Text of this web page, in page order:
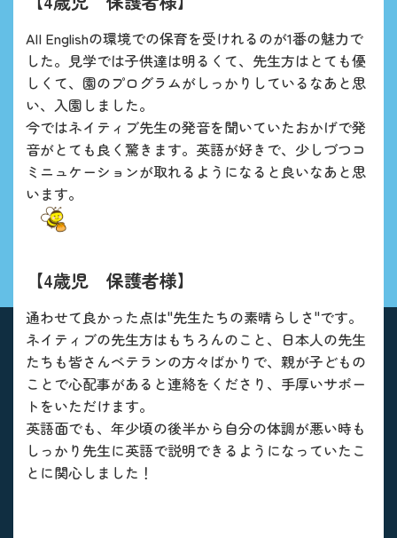
AII Englishの環境での保育を受けれるのが1番の魅力で
した。見学では子供達は明るくて、先生方はとても優
しくて、園のプログラムがしっかりしているなあと思
い、入園しました。
今ではネイティブ先生の発音を聞いていたおかげで発
音がとても良く驚きます。英語が好きで、少しづつコ
ミニュケーションが取れるようになると良いなあと思
います。
【4歳児 保護者様】
通わせて良かった点は"先生たちの素晴らしさ"です。
ネイティブの先生方はもちろんのこと、日本人の先生
たちも皆さんベテランの方々ばかりで、親が子どもの
ことで心配事があると連絡をくださり、手厚いサポー
トをいただけます。
英語面でも、年少頃の後半から自分の体調が悪い時も
しっかり先生に英語で説明できるようになっていたこ
とに関心しました！